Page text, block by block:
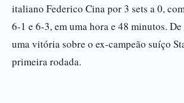
italiano Federico Cina por 3 sets a 0,
6-1 e 6-3, em uma hora e 48 minutos.
uma vitória sobre o ex-campeão suíço
primeira rodada.